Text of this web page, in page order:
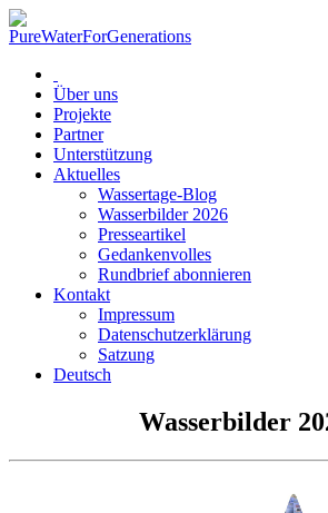
Über uns
Projekte
Partner
Unterstützung
Aktuelles
Wassertage-Blog
Wasserbilder 2026
Presseartikel
Gedankenvolles
Rundbrief abonnieren
Kontakt
Impressum
Datenschutzerklärung
Satzung
Deutsch
Wasserbilder